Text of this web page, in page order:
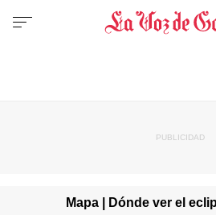
Mapa | Dónde ver el